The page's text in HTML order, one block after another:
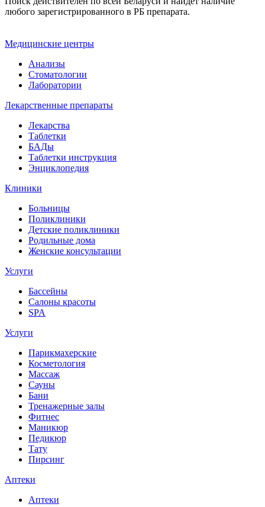
любого зарегистрированного в РБ препарата.
Медицинские центры
Анализы
Стоматологии
Лаборатории
Лекарственные препараты
Лекарства
Таблетки
БАДы
Таблетки инструкция
Энциклопедия
Клиники
Больницы
Поликлиники
Детские поликлиники
Родильные дома
Женские консультации
Услуги
Бассейны
Салоны красоты
SPA
Услуги
Парикмахерские
Косметология
Массаж
Сауны
Бани
Тренажерные залы
Фитнес
Маникюр
Педикюр
Тату
Пирсинг
Аптеки
Аптеки